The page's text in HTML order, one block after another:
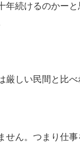
年続けるのかー
しい民間と比べ
せん。つまり仕